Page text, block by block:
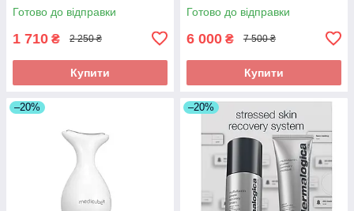
Готово до відправки
1 710 ₴ 2 250 ₴
Купити
Готово до відправки
6 000 ₴ 7 500 ₴
Купити
–20% –20%